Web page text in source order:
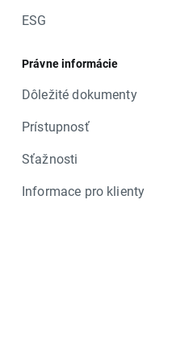
ESG
Právne informácie
Dôležité dokumenty
Prístupnosť
Sťažnosti
Informace pro klienty